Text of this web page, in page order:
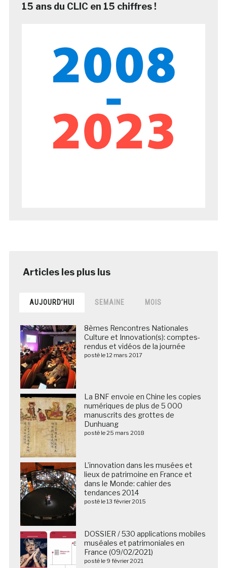
15 ans du CLIC en 15 chiffres !
AUJOURD’HUI SEMAINE MOIS
8èmes Rencontres Nationales
Culture et Innovation(s): comptes-
rendus et vidéos de la journée
posté le 12 mars 2017
La BNF envoie en Chine les copies
numériques de plus de 5 000
manuscrits des grottes de
Dunhuang
posté le 25 mars 2018
L’innovation dans les musées et
lieux de patrimoine en France et
dans le Monde: cahier des
tendances 2014
posté le 13 février 2015
DOSSIER / 530 applications mobiles
muséales et patrimoniales en
France (09/02/2021)
posté le 9 février 2021